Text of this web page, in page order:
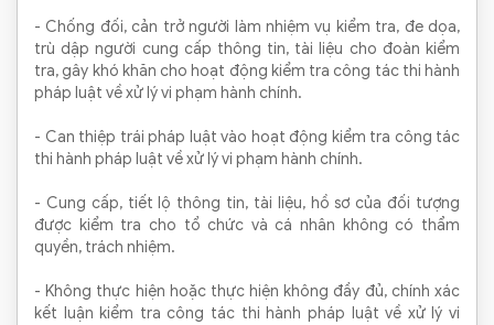
- Chống đối, cản trở người làm nhiệm vụ kiểm tra, đe dọa,
trù dập người cung cấp thông tin, tài liệu cho đoàn kiểm
tra, gây khó khăn cho hoạt động kiểm tra công tác thi hành
pháp luật về xử lý vi phạm hành chính.
- Can thiệp trái pháp luật vào hoạt động kiểm tra công tác
thi hành pháp luật về xử lý vi phạm hành chính.
- Cung cấp, tiết lộ thông tin, tài liệu, hồ sơ của đối tượng
được kiểm tra cho tổ chức và cá nhân không có thẩm
quyền, trách nhiệm.
- Không thực hiện hoặc thực hiện không đầy đủ, chính xác
kết luận kiểm tra công tác thi hành pháp luật về xử lý vi